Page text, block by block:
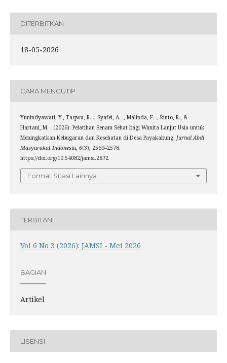
DITERBITKAN
18-05-2026
CARA MENGUTIP
Yunindyawati, Y., Taqwa, R. ., Syafei, A. ., Malinda, F. ., Rinto, R., &
Hartani, M. . (2026). Pelatihan Senam Sehat bagi Wanita Lanjut Usia untuk
Meningkatkan Kebugaran dan Kesehatan di Desa Payakabung. Jurnal Abdi
Masyarakat Indonesia, 6(3), 2569–2578.
https://doi.org/10.54082/jamsi.2872
Format Sitasi Lainnya
TERBITAN
Vol 6 No 3 (2026): JAMSI - Mei 2026
BAGIAN
Artikel
LISENSI